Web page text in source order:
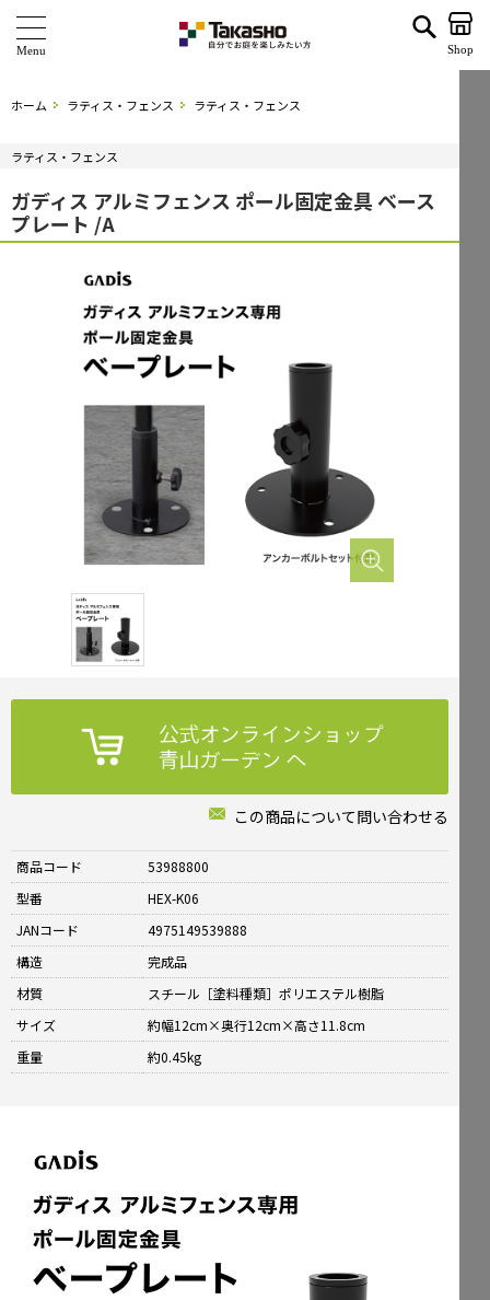
海外ブランド・シリーズ
特 集
ショールーム
企業情報
サポート
Mailform
メールでお問合せ よくお寄せいただくご質問
Tel.
受付時間 / 9:00-17:00（土日祝休み）
Shop
ホーム ラティス・フェンス ラティス・フェンス
ラティス・フェンス
ガディス アルミフェンス ポール固定金具 ベース
プレート /A
この商品について問い合わせる
商品コード
53988800
型番
HEX-K06
JANコード
4975149539888
構造
完成品
材質
スチール［塗料種類］ポリエステル樹脂
サイズ
約幅12cm×奥行12cm×高さ11.8cm
重量
約0.45kg